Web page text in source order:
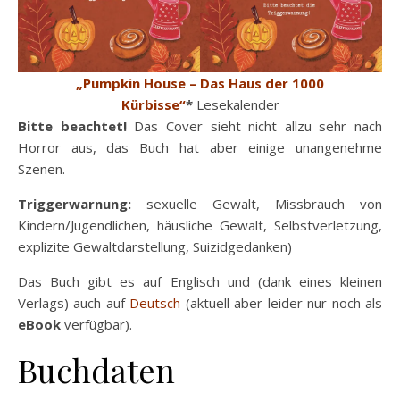
„Pumpkin House – Das Haus der 1000
Kürbisse“*Lesekalender
Bitte beachtet!Das Cover sieht nicht allzu sehr nach
Horror aus, das Buch hat aber einige unangenehme
Szenen.
Triggerwarnung: sexuelle Gewalt, Missbrauch von
Kindern/Jugendlichen, häusliche Gewalt, Selbstverletzung,
explizite Gewaltdarstellung, Suizidgedanken)
Das Buch gibt es auf Englisch und (dank eines kleinen
Verlags) auch auf Deutsch (aktuell aber leider nur noch als
eBook verfügbar).
Buchdaten